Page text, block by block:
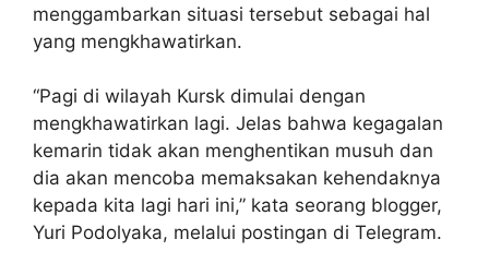
menggambarkan situasi tersebut sebagai hal
yang mengkhawatirkan.
“Pagi di wilayah Kursk dimulai dengan
mengkhawatirkan lagi. Jelas bahwa kegagalan
kemarin tidak akan menghentikan musuh dan
dia akan mencoba memaksakan kehendaknya
kepada kita lagi hari ini,” kata seorang blogger,
Yuri Podolyaka, melalui postingan di Telegram.